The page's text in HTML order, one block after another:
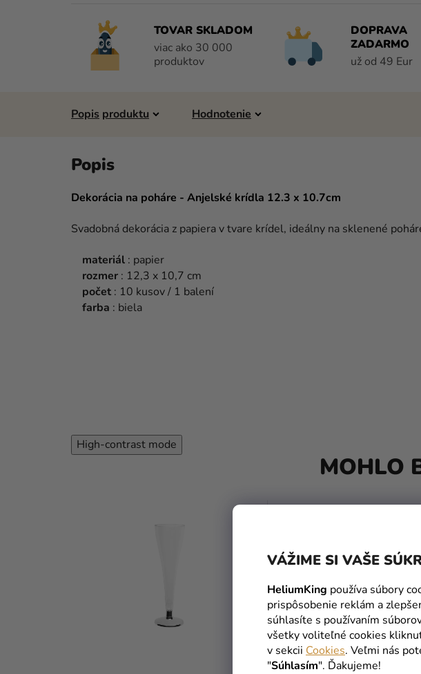
VÁŽIME SI VAŠE
HeliumKing používa súbory
prispôsobenie reklám a
súhlasíte s používaním
všetky voliteľné cookies
v sekcii Cookies. Veľmi nás
"Súhlasím". Ďakujeme!
TOVAR SKLADOM
viac ako 30 000
produktov
DOPRAVA
ZADARMO
už od 49 Eur
Popis Hodnotenie
Dekorácia na poháre - Anjelské krídla 12.3 x 10.7cm
Svadobná dekorácia z papiera v tvare krídel, ideálny na sklenené
materiál : papier
rozmer : 12,3 x 10,7 cm
počet : 10 kusov / 1 balení
farba : biela
High-contrast mode
MOHLO